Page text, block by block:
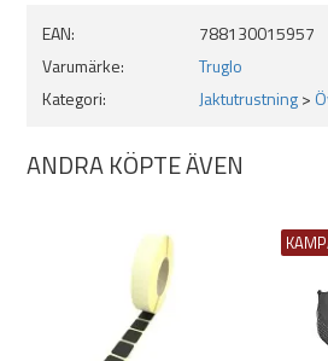
EAN:
788130015957
Varumärke:
Truglo
Kategori:
Jaktutrustning>
ANDRA KÖPTE ÄVEN